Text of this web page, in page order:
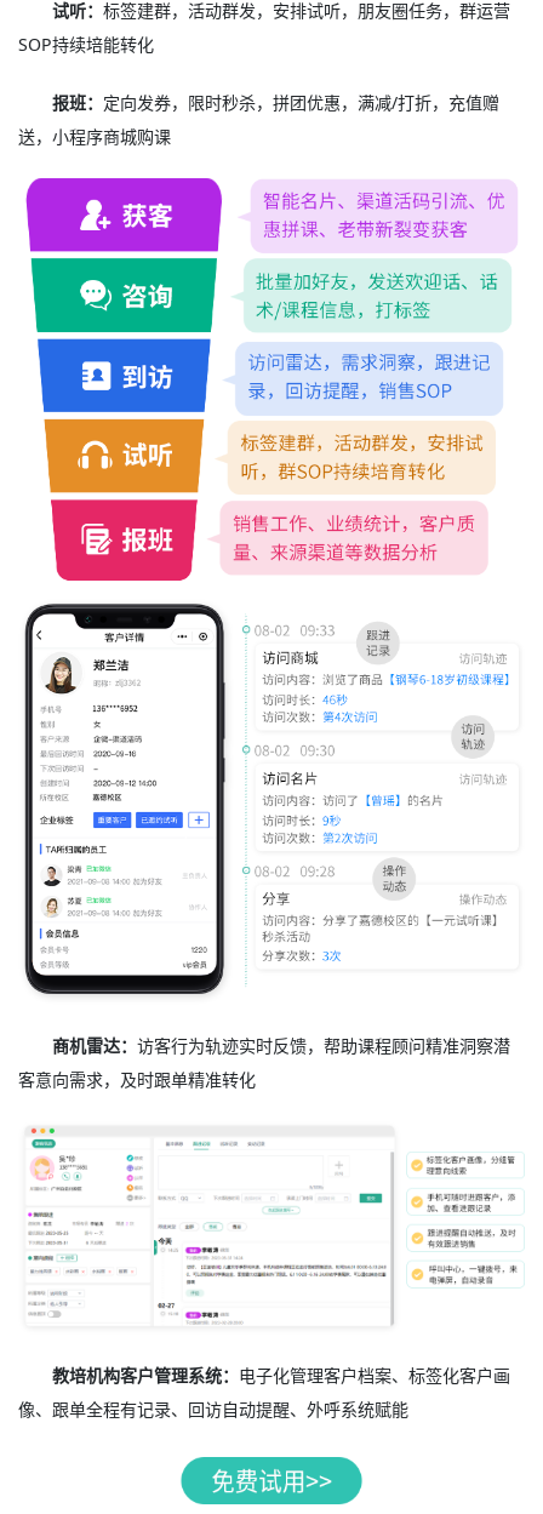
试听：标签建群，活动群发，安排试听，朋友圈任务，群运营
SOP持续培能转化
报班： 定向发券，限时秒杀，拼团优惠，满减/打折，充值赠
送，小程序商城购课
商机雷达：访客行为轨迹实时反馈，帮助课程顾问精准洞察潜
客意向需求，及时跟单精准转化
教培机构客户管理系统： 电子化管理客户档案、标签化客户画
像、跟单全程有记录、回访自动提醒、外呼系统赋能